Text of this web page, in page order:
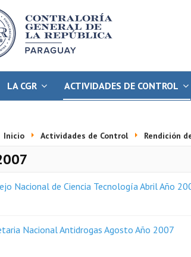
LA CGR ACTIVIDADES DE CONTROL
Inicio Actividades de Control Rendición
Nacional de Ciencia Tecnología Abril Año
Nacional Antidrogas Agosto Año 2007